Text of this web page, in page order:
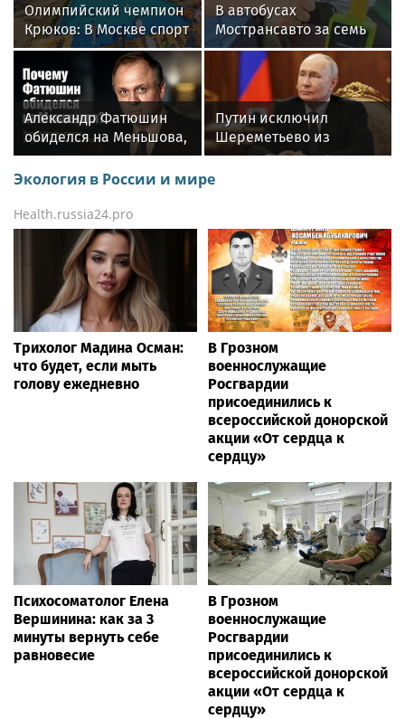
Олимпийский чемпион
Крюков: В Москве спорт
стал частью
повседневной жизни
В автобусах
Мострансавто за семь
месяцев 2026 года
выявили более 20
тысяч безбилетников
Александр Фатюшин
обиделся на Меньшова,
когда не получил роль в
«Любви и голубях»
Путин исключил
Шереметьево из
перечня
стратегических
Экология в России и мире
Health.russia24.pro
Трихолог Мадина Осман:
что будет, если мыть
голову ежедневно
В Грозном
военнослужащие
Росгвардии
присоединились к
всероссийской донорской
акции «От сердца к
сердцу»
Психосоматолог Елена
Вершинина: как за 3
минуты вернуть себе
равновесие
В Грозном
военнослужащие
Росгвардии
присоединились к
всероссийской донорской
акции «От сердца к
сердцу»